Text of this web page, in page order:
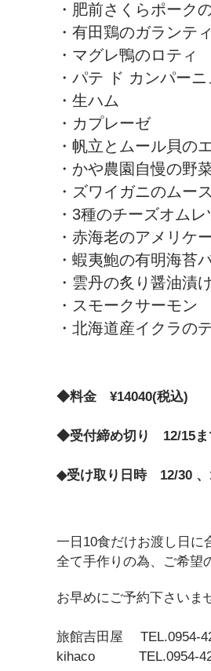
・肥前さくらポーク
・有田鶏のガランテ
・マグレ鴨のロティ
・パテ ド カンパーニ
・生ハム
・カプレーゼ
・帆立とムール貝の
・かや農園自慢の野
・ズワイガニのムース
・3種のチーズオムレ
・赤海老のアメリケ
・蝦夷鮑の有明海苔
・雲丹の炙り醤油漬
・スモークサーモン
・北海道産イクラの
◆料金 ¥14040(税込)
◆受付締め切り 12/15ま
◆受け取り日時 12/30 、
一日10食だけお渡し日に
全て手作りの為、ご希望
お早めにご予約下さいま
旅館吉田屋 TEL.0954-
kihaco TEL.0954-